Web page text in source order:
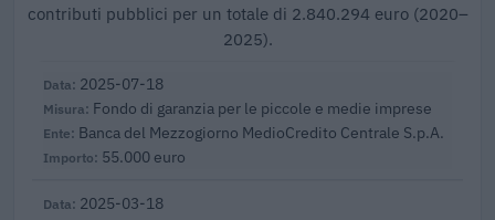
contributi pubblici per un totale di 2.840.294 euro (2020–
2025).
2025-07-18
Fondo di garanzia per le piccole e medie imprese
Banca del Mezzogiorno MedioCredito Centrale S.p.A.
55.000 euro
2025-03-18